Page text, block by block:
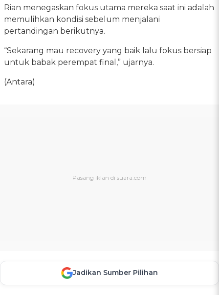
Rian menegaskan fokus utama mereka saat ini adalah
memulihkan kondisi sebelum menjalani
pertandingan berikutnya.
“Sekarang mau recovery yang baik lalu fokus bersiap
untuk babak perempat final,” ujarnya.
(Antara)
Jadikan Sumber Pilihan